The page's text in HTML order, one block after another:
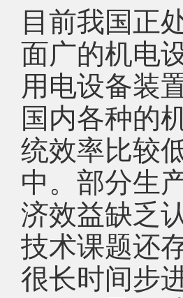
目前我国正
面广的机电
用电设备装
国内各种的
统效率比较
中。部分生
济效益缺乏
技术课题还
很长时间步